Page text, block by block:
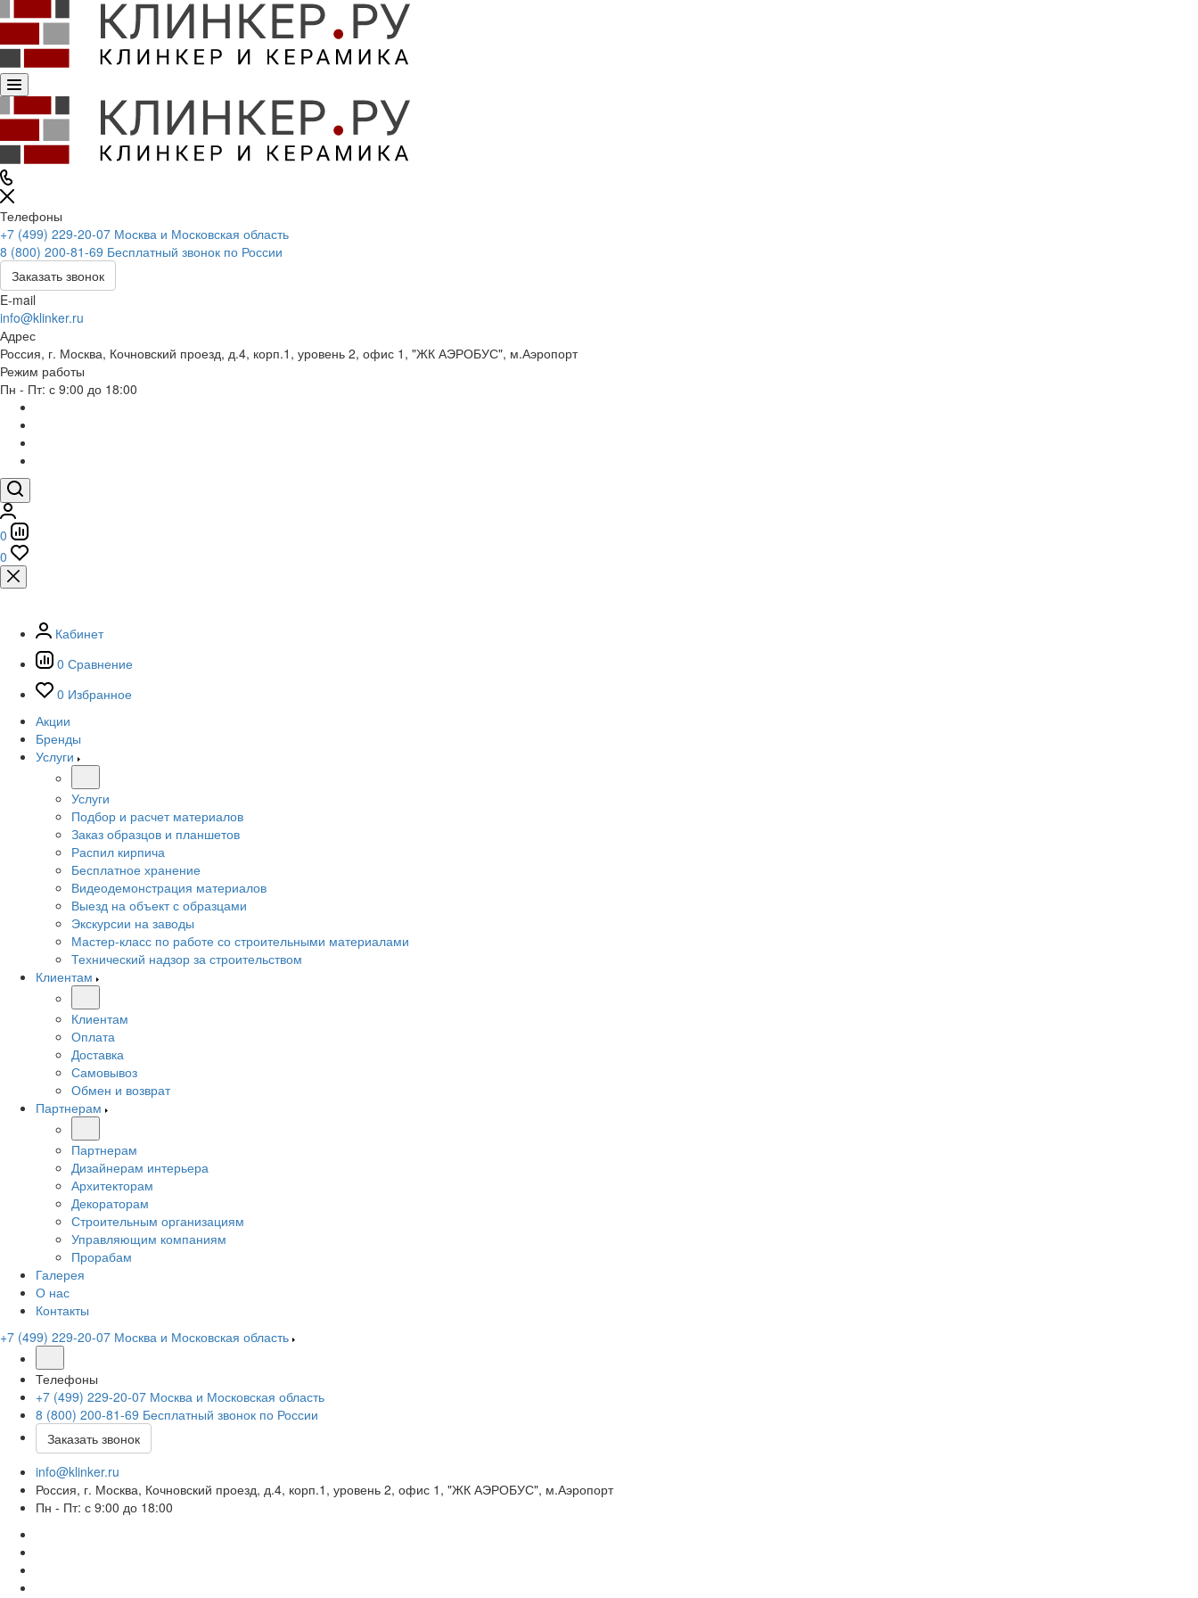
Телефоны
+7 (499) 229-20-07 Москва и Московская область
8 (800) 200-81-69 Бесплатный звонок по России
Заказать звонок
E-mail
info@klinker.ru
Адрес
Россия, г. Москва, Кочновский проезд, д.4, корп.1, уровень 2, офис 1, "ЖК АЭРОБУС", м.Аэропорт
Режим работы
Пн - Пт: с 9:00 до 18:00
0
0
Кабинет
0 Сравнение
0 Избранное
Акции
Бренды
Услуги
Услуги
Подбор и расчет материалов
Заказ образцов и планшетов
Распил кирпича
Бесплатное хранение
Видеодемонстрация материалов
Выезд на объект с образцами
Экскурсии на заводы
Мастер-класс по работе со строительными материалами
Технический надзор за строительством
Клиентам
Клиентам
Оплата
Доставка
Самовывоз
Обмен и возврат
Партнерам
Партнерам
Дизайнерам интерьера
Архитекторам
Декораторам
Строительным организациям
Управляющим компаниям
Прорабам
Галерея
О нас
Контакты
+7 (499) 229-20-07 Москва и Московская область
Телефоны
+7 (499) 229-20-07 Москва и Московская область
8 (800) 200-81-69 Бесплатный звонок по России
Заказать звонок
info@klinker.ru
Россия, г. Москва, Кочновский проезд, д.4, корп.1, уровень 2, офис 1, "ЖК АЭРОБУС", м.Аэропорт
Пн - Пт: с 9:00 до 18:00